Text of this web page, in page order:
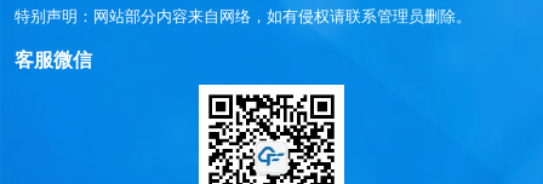
特别声明：网站部分内容来自网络，如有侵权请联系管理员删除。
客服微信